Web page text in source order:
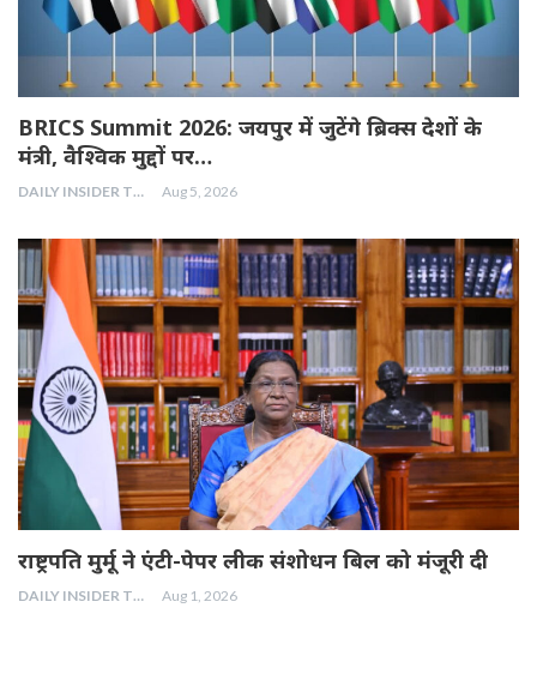
BRICS Summit 2026: जयपुर में जुटेंगे ब्रिक्स देशों के
मंत्री, वैश्विक मुद्दों पर…
DAILY INSIDER TEAM Aug 5, 2026
राष्ट्रपति मुर्मू ने एंटी-पेपर लीक संशोधन बिल को मंजूरी दी
DAILY INSIDER TEAM Aug 1, 2026